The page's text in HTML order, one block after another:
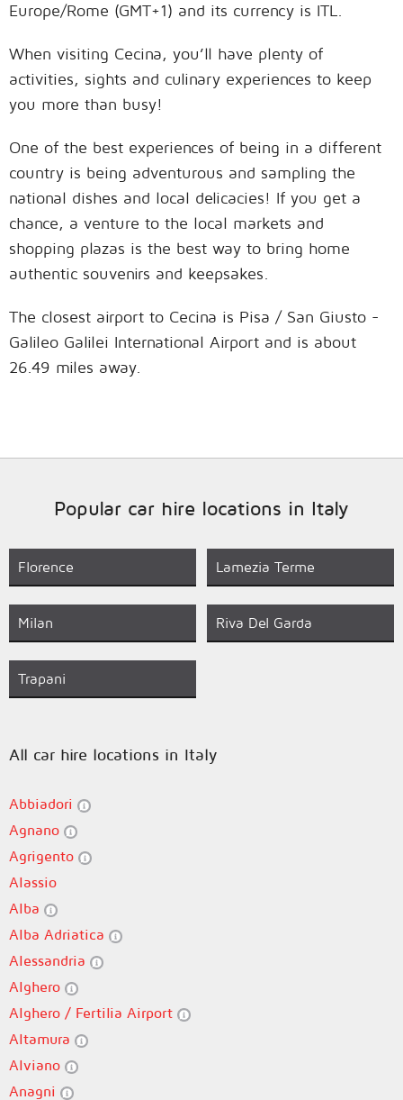
Europe/Rome (GMT+1) and its currency is ITL.
When visiting Cecina, you’ll have plenty of
activities, sights and culinary experiences to keep
you more than busy!
One of the best experiences of being in a different
country is being adventurous and sampling the
national dishes and local delicacies! If you get a
chance, a venture to the local markets and
shopping plazas is the best way to bring home
authentic souvenirs and keepsakes.
The closest airport to Cecina is Pisa / San Giusto -
Galileo Galilei International Airport and is about
26.49 miles away.
Popular car hire locations in Italy
Florence Lamezia Terme
Milan Riva Del Garda
Trapani
All car hire locations in Italy
Abbiadori
Agnano
Agrigento
Alassio
Alba
Alba Adriatica
Alessandria
Alghero
Alghero / Fertilia Airport
Altamura
Alviano
Anagni